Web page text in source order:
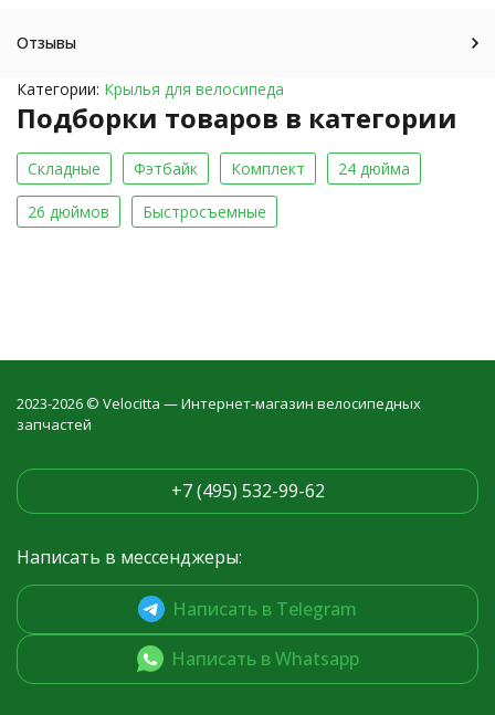
Отзывы
Категории: Крылья для велосипеда
Подборки товаров в категории
Складные Фэтбайк Комплект 24 дюйма
26 дюймов Быстросъемные
2023-2026 © Velocitta — Интернет-магазин велосипедных
запчастей
+7 (495) 532-99-62
Написать в мессенджеры:
Написать в Telegram
Написать в Whatsapp